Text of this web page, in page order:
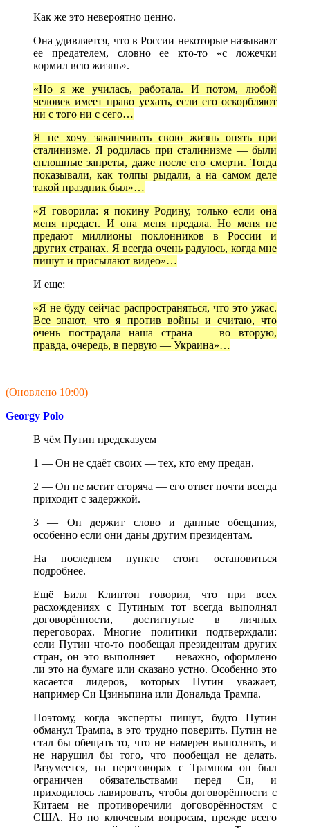
Как же это невероятно ценно.
Она удивляется, что в России некоторые называют
ее предателем, словно ее кто-то «с ложечки
кормил всю жизнь».
«Но я же училась, работала. И потом, любой
человек имеет право уехать, если его оскорбляют
ни с того ни с сего…
Я не хочу заканчивать свою жизнь опять при
сталинизме. Я родилась при сталинизме — были
сплошные запреты, даже после его смерти. Тогда
показывали, как толпы рыдали, а на самом деле
такой праздник был»…
«Я говорила: я покину Родину, только если она
меня предаст. И она меня предала. Но меня не
предают миллионы поклонников в России и
других странах. Я всегда очень радуюсь, когда мне
пишут и присылают видео»…
И еще:
«Я не буду сейчас распространяться, что это ужас.
Все знают, что я против войны и считаю, что
очень пострадала наша страна — во вторую,
правда, очередь, в первую — Украина»…
(Оновлено 10:00)
Georgy Polo
В чём Путин предсказуем
1 — Он не сдаёт своих — тех, кто ему предан.
2 — Он не мстит сгоряча — его ответ почти всегда
приходит с задержкой.
3 — Он держит слово и данные обещания,
особенно если они даны другим президентам.
На последнем пункте стоит остановиться
подробнее.
Ещё Билл Клинтон говорил, что при всех
расхождениях с Путиным тот всегда выполнял
договорённости, достигнутые в личных
переговорах. Многие политики подтверждали:
если Путин что-то пообещал президентам других
стран, он это выполняет — неважно, оформлено
ли это на бумаге или сказано устно. Особенно это
касается лидеров, которых Путин уважает,
например Си Цзиньпина или Дональда Трампа.
Поэтому, когда эксперты пишут, будто Путин
обманул Трампа, в это трудно поверить. Путин не
стал бы обещать то, что не намерен выполнять, и
не нарушил бы того, что пообещал не делать.
Разумеется, на переговорах с Трампом он был
ограничен обязательствами перед Си, и
приходилось лавировать, чтобы договорённости с
Китаем не противоречили договорённостям с
США. Но по ключевым вопросам, прежде всего